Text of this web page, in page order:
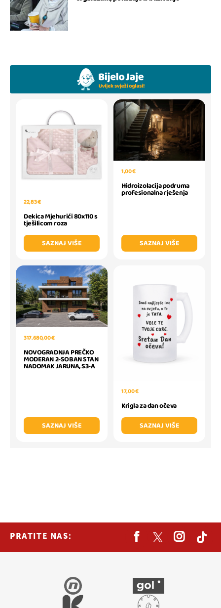
22,83 €
Dekica Mjehurići 80x110 s
tješilicom roza
SAZNAJ VIŠE
1,00 €
Hidroizolacija podruma
profesionalna rješenja
SAZNAJ VIŠE
317.680,00 €
NOVOGRADNJA PREČKO
MODERAN 2-SOBAN STAN
NADOMAK JARUNA, S3-A
SAZNAJ VIŠE
17,00 €
Krigla za dan očeva
SAZNAJ VIŠE
PRATITE NAS: